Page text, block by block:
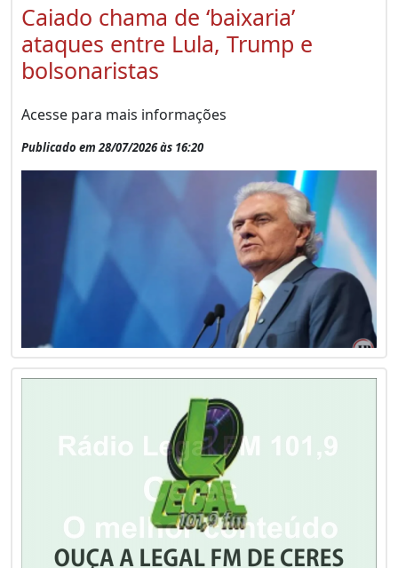
Caiado chama de ‘baixaria’
ataques entre Lula, Trump e
bolsonaristas
Acesse para mais informações
Publicado em 28/07/2026 às 16:20